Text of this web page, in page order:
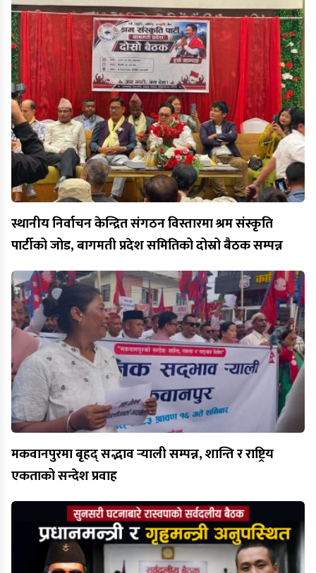
स्थानीय निर्वाचन केन्द्रित संगठन विस्तारमा श्रम संस्कृति
पार्टीको जोड, बागमती प्रदेश समितिको दोस्रो बैठक सम्पन्न
मकवानपुरमा बृहद् सद्भाव र्‍याली सम्पन्न, शान्ति र राष्ट्रिय
एकताको सन्देश प्रवाह